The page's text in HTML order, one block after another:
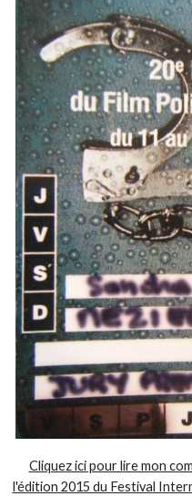
Cliquez ici pour lire mon
l'édition 2015 du Festival